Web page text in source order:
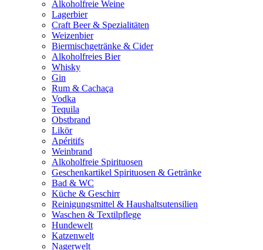
Alkoholfreie Weine
Lagerbier
Craft Beer & Spezialitäten
Weizenbier
Biermischgetränke & Cider
Alkoholfreies Bier
Whisky
Gin
Rum & Cachaça
Vodka
Tequila
Obstbrand
Likör
Apéritifs
Weinbrand
Alkoholfreie Spirituosen
Geschenkartikel Spirituosen & Getränke
Bad & WC
Küche & Geschirr
Reinigungsmittel & Haushaltsutensilien
Waschen & Textilpflege
Hundewelt
Katzenwelt
Nagerwelt